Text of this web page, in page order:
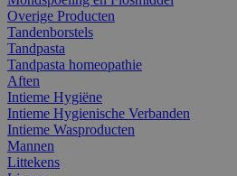
Overige Producten
Tandenborstels
Tandpasta
Tandpasta homeopathie
Aften
Intieme Hygiëne
Intieme Hygienische Verbanden
Intieme Wasproducten
Mannen
Littekens